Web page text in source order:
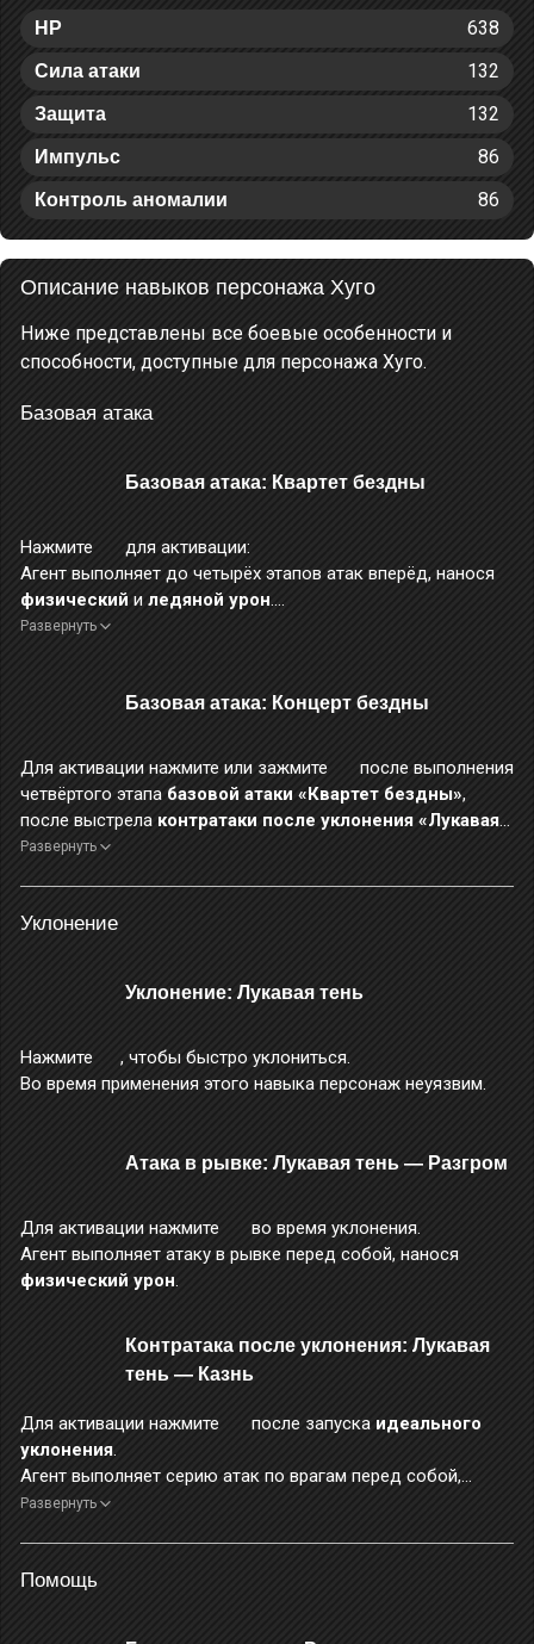
HP 638
Сила атаки 132
Защита 132
Импульс 86
Контроль аномалии 86
Описание навыков персонажа Хуго
Ниже представлены все боевые особенности и
способности, доступные для персонажа Хуго.
Базовая атака
Базовая атака: Квартет бездны
Нажмите
для активации:
Агент выполняет до четырёх этапов атак вперёд, нанося
физический и ледяной урон.
Четвёртый этап атаки — дальнобойный. Во время него
Во время четвёртого этапа атаки повышается уровень
40%.
Развернуть
Базовая атака: Концерт бездны
Для активации нажмите или зажмите
после выполнения
четвёртого этапа базовой атаки «Квартет бездны»,
после выстрела контратаки после уклонения «Лукавая
тень — Казнь»
выстрел, наносящий
выполнить заряженный выстрел.
Во время применения этого навыка повышается уровень
40%.
Развернуть
Уклонение
Уклонение: Лукавая тень
Нажмите
, чтобы быстро уклониться.
Во время применения этого навыка персонаж неуязвим.
Атака в рывке: Лукавая тень — Разгром
Для активации нажмите
во время уклонения.
Агент выполняет атаку в рывке перед собой, нанося
физический урон
Контратака после уклонения: Лукавая
тень — Казнь
Для активации нажмите после запуска идеального
уклонения.
Агент выполняет серию атак по врагам перед собой,
наносяледяной урон
зажмите
Развернуть
Помощь